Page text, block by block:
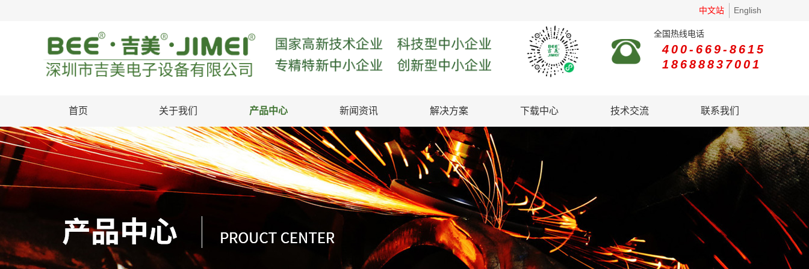
English
中文站
全国热线电话
400-669-8615
18688837001
首页 关于我们 产品中心 新闻资讯 解决方案 下载中心 技术交流 联系我们